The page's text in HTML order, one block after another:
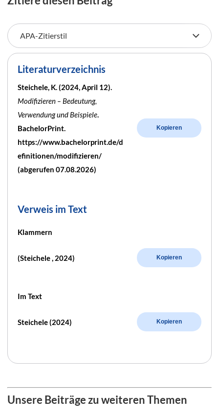
Literaturverzeichnis
Steichele, K. (2024, April 12).
Modifizieren – Bedeutung,
Verwendung und Beispiele.
BachelorPrint.
https://www.bachelorprint.de/d
efinitionen/modifizieren/
(abgerufen 07.08.2026)
Kopieren
Verweis im Text
Klammern
(Steichele , 2024) Kopieren
Im Text
Steichele (2024) Kopieren
Unsere Beiträge zu weiteren Themen